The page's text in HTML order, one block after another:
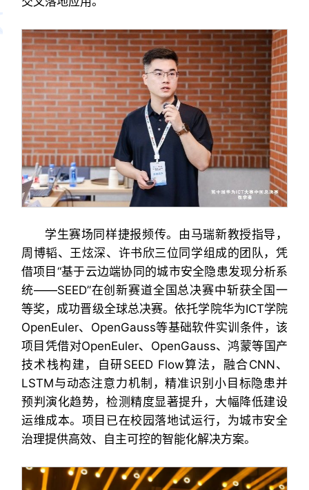
学生赛场同样捷报频传。由马瑞新教授指导，
周博韬、王炫深、许书欣三位同学组成的团队，凭
借项目“基于云边端协同的城市安全隐患发现分析系
统——SEED”在创新赛道全国总决赛中斩获全国一
等奖，成功晋级全球总决赛。依托学院华为ICT学院
OpenEuler、OpenGauss等基础软件实训条件，该
项目凭借对OpenEuler、OpenGauss、鸿蒙等国产
技术栈构建，自研SEED Flow算法，融合CNN、
LSTM与动态注意力机制，精准识别小目标隐患并
预判演化趋势，检测精度显著提升，大幅降低建设
运维成本。项目已在校园落地试运行，为城市安全
治理提供高效、自主可控的智能化解决方案。